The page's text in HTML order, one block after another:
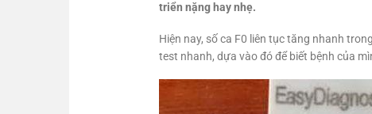
triển nặng hay nhẹ.
Hiện nay, số ca F0 liên tục tăng nhanh
test nhanh, dựa vào đó để biết bệnh của